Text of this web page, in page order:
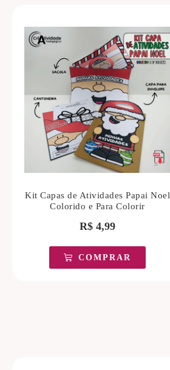
Kit Capas de Atividades Papai Noel
Colorido e Para Colorir
R$ 4,99
COMPRAR